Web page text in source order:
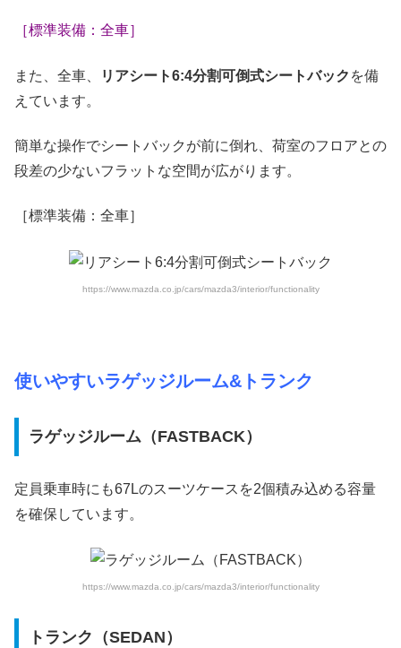
［標準装備：全車］
また、全車、 リアシート6:4分割可倒式シートバック を備
えています。
簡単な操作でシートバックが前に倒れ、荷室のフロアとの
段差の少ないフラットな空間が広がります。
［標準装備：全車］
https://www.mazda.co.jp/cars/mazda3/interior/functionality
使いやすいラゲッジルーム&トランク
ラゲッジルーム（FASTBACK）
定員乗車時にも67Lのスーツケースを2個積み込める容量
を確保しています。
https://www.mazda.co.jp/cars/mazda3/interior/functionality
トランク（SEDAN）